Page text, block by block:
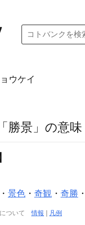
ウケイ
「勝景」の意
・ 景色 ・ 奇観 ・ 奇勝 ・
について情報 凡例